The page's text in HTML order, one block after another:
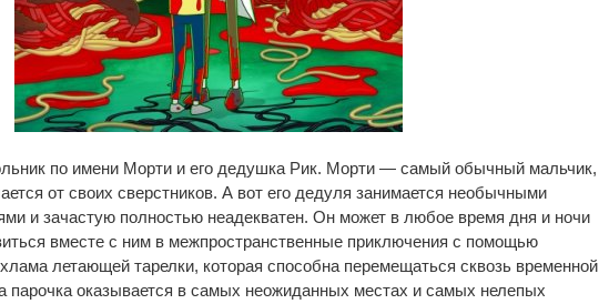
по имени Морти и его дедушка Рик. Морти — самый обычный мальчик,
от своих сверстников. А вот его дедуля занимается необычными
и зачастую полностью неадекватен. Он может в любое время дня и ночи
вместе с ним в межпространственные приключения с помощью
хлама летающей тарелки, которая способна перемещаться сквозь временной
парочка оказывается в самых неожиданных местах и самых нелепых